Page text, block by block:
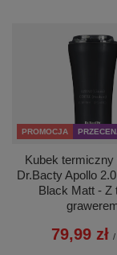
PROMOCJA
Kubek termiczny
Dr.Bacty Apollo
Black Matt - Z
79,99 zł /